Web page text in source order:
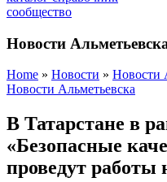
Новости
Home » Новости » Новости
Новости Альметьевска
В Татарстане в
«Безопасные
проведут работы